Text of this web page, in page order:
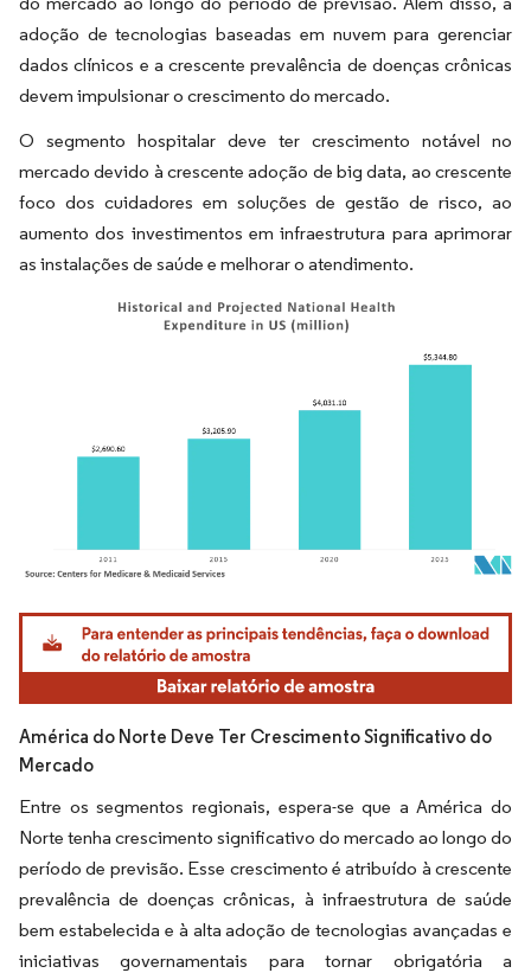
adoção de tecnologias baseadas em nuvem para gerenciar
dados clínicos e a crescente prevalência de doenças crônicas
devem impulsionar o crescimento do mercado.
O segmento hospitalar deve ter crescimento notável no
mercado devido à crescente adoção de big data, ao crescente
foco dos cuidadores em soluções de gestão de risco, ao
aumento dos investimentos em infraestrutura para aprimorar
as instalações de saúde e melhorar o atendimento.
Imagem © Mordor Intelligence. O reuso requer atribuição conforme CC BY 4.0.
América do Norte Deve Ter Crescimento Significativo do
Mercado
Entre os segmentos regionais, espera-se que a América do
Norte tenha crescimento significativo do mercado ao longo do
período de previsão. Esse crescimento é atribuído à crescente
prevalência de doenças crônicas, à infraestrutura de saúde
bem estabelecida e à alta adoção de tecnologias avançadas e
iniciativas governamentais para tornar obrigatória a